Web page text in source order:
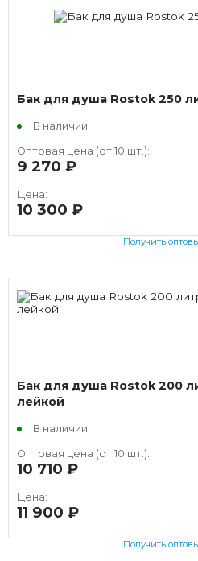
Бак для душа Rostok 250
В наличии
Оптовая цена (от 10 шт.):
9 270
Цена:
10 300
Получить
Бак для душа Rostok 200
лейкой
В наличии
Оптовая цена (от 10 шт.):
10 710
Цена:
11 900
Получить